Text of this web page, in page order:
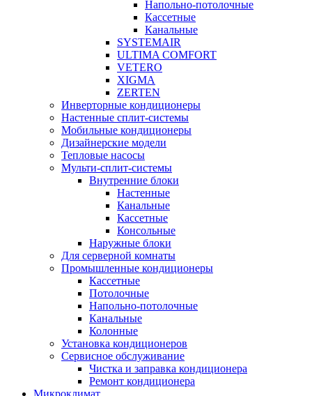
Напольно-потолочные
Кассетные
Канальные
SYSTEMAIR
ULTIMA COMFORT
VETERO
XIGMA
ZERTEN
Инверторные кондиционеры
Настенные сплит-системы
Мобильные кондиционеры
Дизайнерские модели
Тепловые насосы
Мульти-сплит-системы
Внутренние блоки
Настенные
Канальные
Кассетные
Консольные
Наружные блоки
Для серверной комнаты
Промышленные кондиционеры
Кассетные
Потолочные
Напольно-потолочные
Канальные
Колонные
Установка кондиционеров
Сервисное обслуживание
Чистка и заправка кондиционера
Ремонт кондиционера
Микроклимат